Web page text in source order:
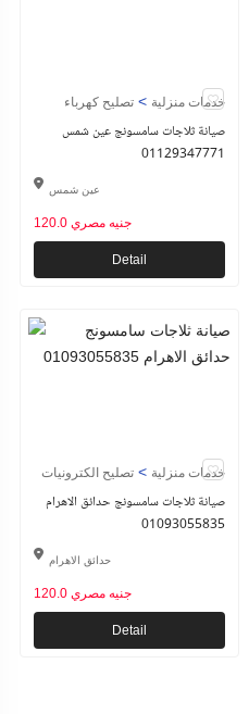
خدمات منزلية > تصليح كهرباء
صيانة ثلاجات سامسونج عين شمس
01129347771
عين شمس
120.0 جنيه مصري
Detail
خدمات منزلية > تصليح الكترونيات
صيانة ثلاجات سامسونج حدائق الاهرام
01093055835
حدائق الاهرام
120.0 جنيه مصري
Detail